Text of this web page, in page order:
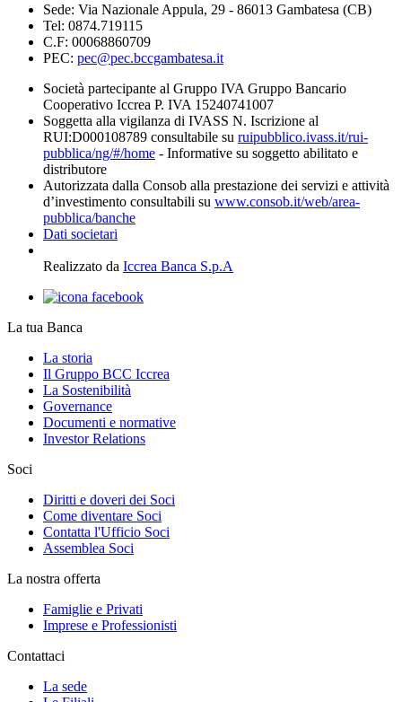
Sede: Via Nazionale Appula, 29 - 86013 Gambatesa (CB)
Tel: 0874.719115
C.F: 00068860709
PEC: pec@pec.bccgambatesa.it
Società partecipante al Gruppo IVA Gruppo Bancario
Cooperativo Iccrea P. IVA 15240741007
Soggetta alla vigilanza di IVASS N. Iscrizione al
RUI:D000108789 consultabile su ruipubblico.ivass.it/rui-
pubblica/ng/#/home - Informative su soggetto abilitato e
distributore
Autorizzata dalla Consob alla prestazione dei servizi e attività
d’investimento consultabili su www.consob.it/web/area-
pubblica/banche
Dati societari
Realizzato da Iccrea Banca S.p.A
La tua Banca
La storia
Il Gruppo BCC Iccrea
La Sostenibilità
Governance
Documenti e normative
Investor Relations
Soci
Diritti e doveri dei Soci
Come diventare Soci
Contatta l'Ufficio Soci
Assemblea Soci
La nostra offerta
Famiglie e Privati
Imprese e Professionisti
Contattaci
La sede